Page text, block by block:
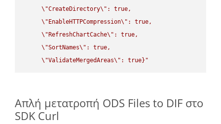
\"CreateDirectory\" : true,
\" EnableHTTPCompression\" : true,
\" RefreshChartCache\" : true,
\"SortNames\" : true,
\"ValidateMergedAreas\" : true}"
Απλή μετατροπή ODS Files to DIF στο
SDK Curl